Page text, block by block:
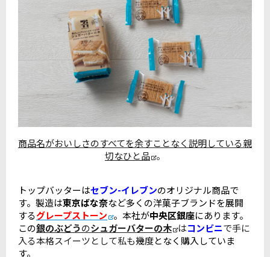
商品名がおいしさのすべてを余すことなく説明している親
切なひと品 。
トップバッターはセブン-イレブンのオリジナル商品で
す。製造は東京ばな奈など多くの洋菓子ブランドを展開
するグレープストーン 。本社が中央区銀座にあります。
この銀のぶどうのシュガーバターの木 はコンビニで手に
入る本格スイーツとして私も幾度となく購入していま
す。